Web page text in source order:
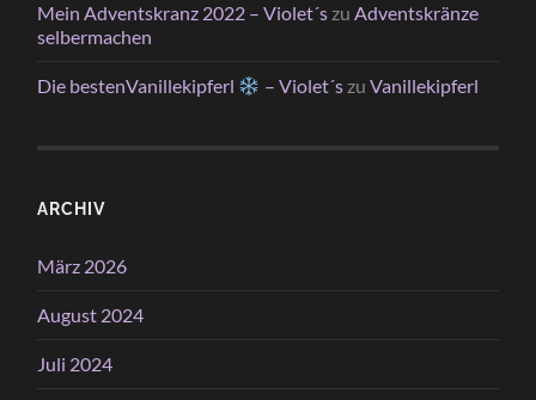
Mein Adventskranz 2022 – Violet´s zuAdventskränze
selbermachen
Die bestenVanillekipferl – Violet´szu Vanillekipferl
ARCHIV
März 2026
August 2024
Juli 2024